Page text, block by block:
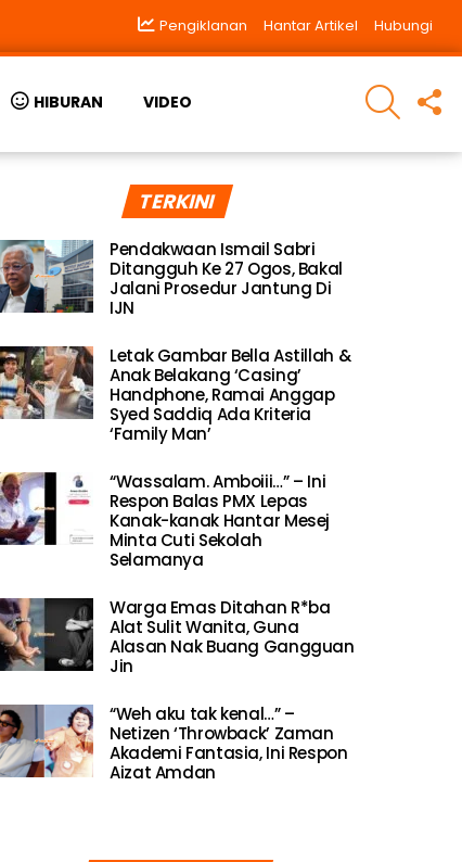
Pengiklanan Hantar Artikel Hubungi
HIBURAN VIDEO
SEARCH
TERKINI
Pendakwaan Ismail Sabri
Ditangguh Ke 27 Ogos, Bakal
Jalani Prosedur Jantung Di
IJN
Letak Gambar Bella Astillah &
Anak Belakang ‘Casing’
Handphone, Ramai Anggap
Syed Saddiq Ada Kriteria
‘Family Man’
“Wassalam. Amboiii…” – Ini
Respon Balas PMX Lepas
Kanak-kanak Hantar Mesej
Minta Cuti Sekolah
Selamanya
Warga Emas Ditahan R*ba
Alat Sulit Wanita, Guna
Alasan Nak Buang Gangguan
Jin
“Weh aku tak kenal…” –
Netizen ‘Throwback’ Zaman
Akademi Fantasia, Ini Respon
Aizat Amdan